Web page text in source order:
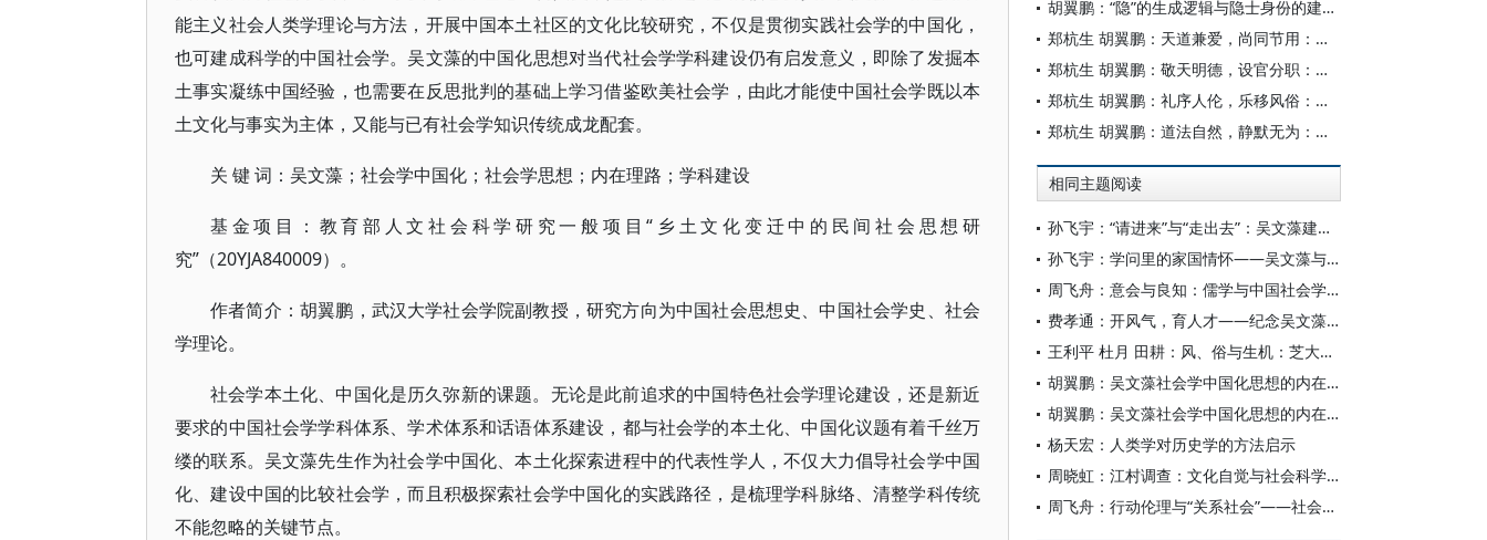
能主义社会人类学理论与方法，开展中国本土社区的文化比较研究，不仅是贯彻实践社会学的中国化，
也可建成科学的中国社会学。吴文藻的中国化思想对当代社会学学科建设仍有启发意义，即除了发掘本
土事实凝练中国经验，也需要在反思批判的基础上学习借鉴欧美社会学，由此才能使中国社会学既以本
土文化与事实为主体，又能与已有社会学知识传统成龙配套。
关 键 词：吴文藻；社会学中国化；社会学思想；内在理路；学科建设
基金项目：教育部人文社会科学研究一般项目“乡土文化变迁中的民间社会思想研
究”（20YJA840009）。
作者简介：胡翼鹏，武汉大学社会学院副教授，研究方向为中国社会思想史、中国社会学史、社会
学理论。
社会学本土化、中国化是历久弥新的课题。无论是此前追求的中国特色社会学理论建设，还是新近
要求的中国社会学学科体系、学术体系和话语体系建设，都与社会学的本土化、中国化议题有着千丝万
缕的联系。吴文藻先生作为社会学中国化、本土化探索进程中的代表性学人，不仅大力倡导社会学中国
化、建设中国的比较社会学，而且积极探索社会学中国化的实践路径，是梳理学科脉络、清整学科传统
不能忽略的关键节点。
胡翼鹏：“隐”的生成逻辑与隐士身份的建构机制
郑杭生 胡翼鹏：天道兼爱，尚同节用：社会运行的一体化理论——春秋战国时期墨者的社会思想研究
郑杭生 胡翼鹏：敬天明德，设官分职：社会运行的理念和实践——西周时期的社会思想研究
郑杭生 胡翼鹏：礼序人伦，乐移风俗：社会运行的二重性规范
郑杭生 胡翼鹏：道法自然，静默无为：社会运行的另类思路
相同主题阅读
孙飞宇：“请进来”与“走出去”：吴文藻建设燕京学派的国际面向
孙飞宇：学问里的家国情怀——吴文藻与社会学中国化
周飞舟：意会与良知：儒学与中国社会学的界限扩展
费孝通：开风气，育人才——纪念吴文藻先生
王利平 杜月 田耕：风、俗与生机：芝大和燕京的社会学田野
胡翼鹏：吴文藻社会学中国化思想的内在理路
胡翼鹏：吴文藻社会学中国化思想的内在理路
杨天宏：人类学对历史学的方法启示
周晓虹：江村调查：文化自觉与社会科学的中国化
周飞舟：行动伦理与“关系社会”——社会学中国化的路径